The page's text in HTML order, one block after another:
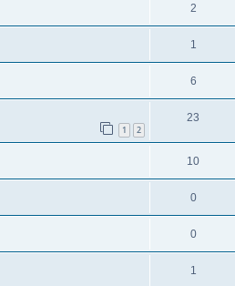
2
1
6
1 2
23
10
0
0
1